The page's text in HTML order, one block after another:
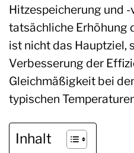
Hitzespeicherung und
tatsächliche Erhöhung
ist nicht das Hauptziel,
Verbesserung der
Gleichmäßigkeit bei
typischen
Inhalt